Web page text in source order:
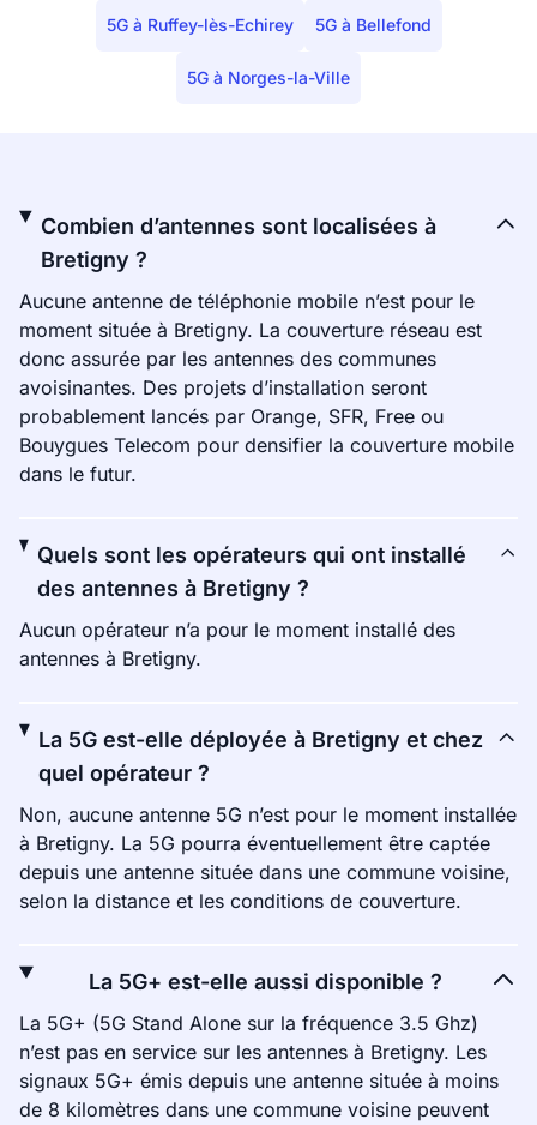
5G à Ruffey-lès-Echirey 5G à Bellefond
5G à Norges-la-Ville
Combien d’antennes sont localisées à
Bretigny ?
Aucune antenne de téléphonie mobile n’est pour le
moment située à Bretigny. La couverture réseau est
donc assurée par les antennes des communes
avoisinantes. Des projets d’installation seront
probablement lancés par Orange, SFR, Free ou
Bouygues Telecom pour densifier la couverture mobile
dans le futur.
Quels sont les opérateurs qui ont installé
des antennes à Bretigny ?
Aucun opérateur n’a pour le moment installé des
antennes à Bretigny.
La 5G est-elle déployée à Bretigny et chez
quel opérateur ?
Non, aucune antenne 5G n’est pour le moment installée
à Bretigny. La 5G pourra éventuellement être captée
depuis une antenne située dans une commune voisine,
selon la distance et les conditions de couverture.
La 5G+ est-elle aussi disponible ?
La 5G+ (5G Stand Alone sur la fréquence 3.5 Ghz)
n’est pas en service sur les antennes à Bretigny. Les
signaux 5G+ émis depuis une antenne située à moins
de 8 kilomètres dans une commune voisine peuvent